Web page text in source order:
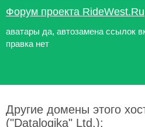
Форум проекта RideWest.Ru
аватары да, автозамена ссылок
правка нет
Другие домены этого
("Datalogika" Ltd.):